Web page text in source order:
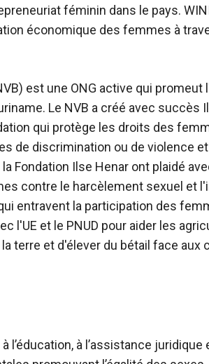
féminin dans le pays.
économique des femmes à
est une ONG active qui
Le NVB a créé avec succès
qui protège les droits des
de discrimination ou de violence
Fondation Ilse Henar ont plaidé
contre le harcèlement sexuel et
entravent la participation des
l'UE et le PNUD pour aider les
terre et d'élever du bétail face aux
à l’assistance juridique